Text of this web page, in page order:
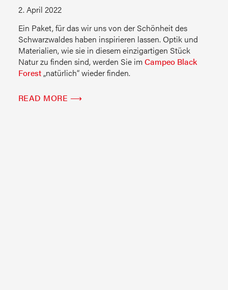
2. April 2022
Ein Paket, für das wir uns von der Schönheit des
Schwarzwaldes haben inspirieren lassen. Optik und
Materialien, wie sie in diesem einzigartigen Stück
Natur zu finden sind, werden Sie imCampeo Black
Forest„natürlich“ wieder finden.
READ MORE ⟶